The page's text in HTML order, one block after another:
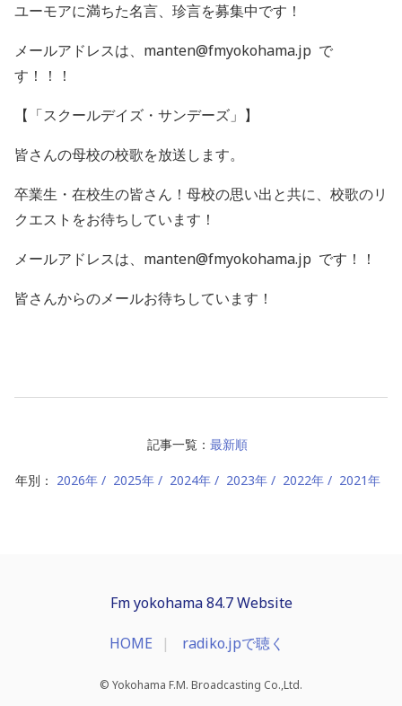
ユーモアに満ちた名言、珍言を募集中です！
メールアドレスは、manten@fmyokohama.jp で
す！！！
【「スクールデイズ・サンデーズ」】
皆さんの母校の校歌を放送します。
卒業生・在校生の皆さん！母校の思い出と共に、校歌のリ
クエストをお待ちしています！
メールアドレスは、manten@fmyokohama.jp です！！
皆さんからのメールお待ちしています！
記事一覧： 最新順
年別： 2026年 2025年 2024年 2023年 2022年 2021年
Fm yokohama 84.7 Website
HOME radiko.jpで聴く
© Yokohama F.M. Broadcasting Co.,Ltd.